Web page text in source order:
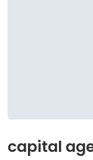
capital